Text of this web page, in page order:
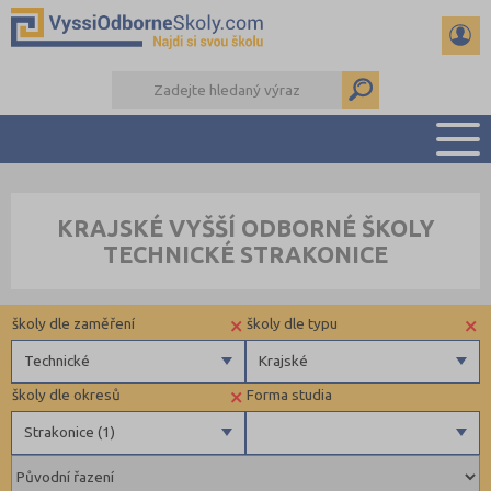
PŘÍPRAVA NA PŘIJÍMAČKY
KALENDÁŘ AKCÍ
DALŠÍ DRUHY ŠKOL
KRAJSKÉ VYŠŠÍ ODBORNÉ ŠKOLY
TECHNICKÉ STRAKONICE
Forma studia
×
Strakonice (1)
školy dle okresů
Kutná Hora (1)
×
Krajské
školy dle typu
Krajské
×
Technické
školy dle zaměření
Zdravotnické
Ekonomické
Pedagogické